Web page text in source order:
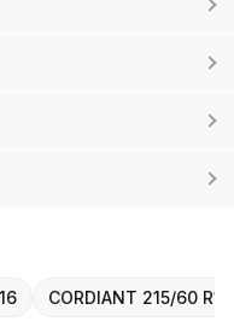
CORDIANT 215/60